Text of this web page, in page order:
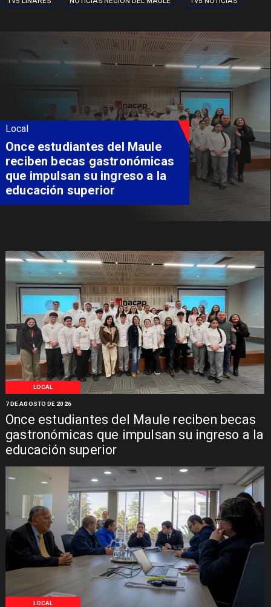
LOCAL
Once estudiantes del Maule reciben becas
gastronómicas que impulsan su ingreso a la
educación superior
7 DE AGOSTO DE 2026
LOCAL
Local
Once estudiantes del Maule
reciben becas gastronómicas
que impulsan su ingreso a la
educación superior